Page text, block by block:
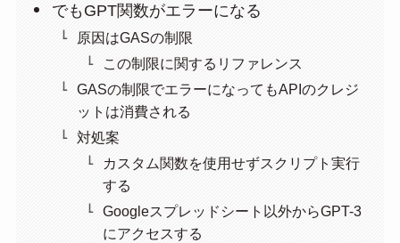
でもGPT関数がエラーになる
原因はGASの制限
この制限に関するリファレンス
GASの制限でエラーになってもAPIのクレジ
ットは消費される
対処案
カスタム関数を使用せずスクリプト実行
する
Googleスプレッドシート以外からGPT-3
にアクセスする